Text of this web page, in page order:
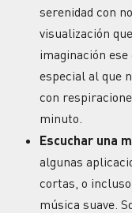
serenidad con
visualización
imaginación ese
especial al que
con
minuto.
Escuchar una
algunas
cortas, o
música suave.